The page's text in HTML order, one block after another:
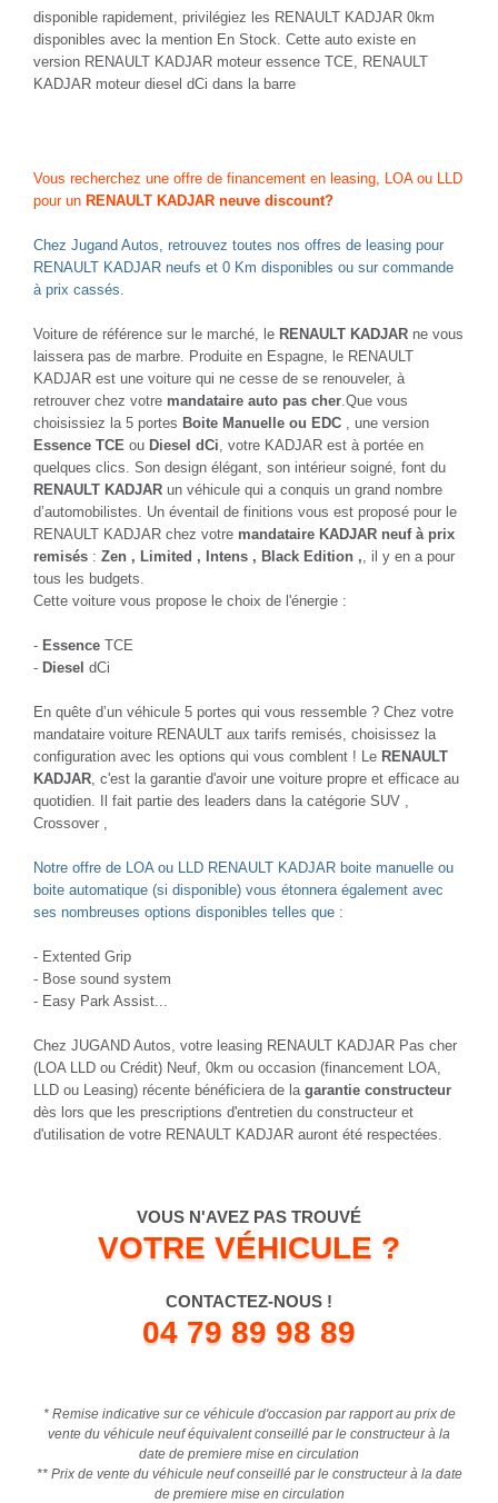
disponible rapidement, privilégiez les RENAULT KADJAR 0km
disponibles avec la mention En Stock. Cette auto existe en
version RENAULT KADJAR moteur essence TCE, RENAULT
KADJAR moteur diesel dCi dans la barre
Vous recherchez une offre de financement en leasing, LOA ou LLD
pour un RENAULT KADJAR neuve discount?
Chez Jugand Autos, retrouvez toutes nos offres de leasing pour
RENAULT KADJAR neufs et 0 Km disponibles ou sur commande
à prix cassés.
Voiture de référence sur le marché, le RENAULT KADJAR ne vous
laissera pas de marbre. Produite en Espagne, le RENAULT
KADJAR est une voiture qui ne cesse de se renouveler, à
retrouver chez votre mandataire auto pas cher .Que vous
choisissiez la 5 portes Boite Manuelle ou EDC , une version
Essence TCE ou Diesel dCi , votre KADJAR est à portée en
quelques clics. Son design élégant, son intérieur soigné, font du
RENAULT KADJAR un véhicule qui a conquis un grand nombre
d’automobilistes. Un éventail de finitions vous est proposé pour le
RENAULT KADJAR chez votre mandataire KADJAR neuf à prix
remisés : Zen , Limited , Intens , Black Edition , , il y en a pour
tous les budgets.
Cette voiture vous propose le choix de l'énergie :
- Essence TCE
- Diesel dCi
En quête d’un véhicule 5 portes qui vous ressemble ? Chez votre
mandataire voiture RENAULT aux tarifs remisés, choisissez la
configuration avec les options qui vous comblent ! Le RENAULT
KADJAR , c'est la garantie d'avoir une voiture propre et efficace au
quotidien. Il fait partie des leaders dans la catégorie SUV ,
Crossover ,
Notre offre de LOA ou LLD RENAULT KADJAR boite manuelle ou
boite automatique (si disponible) vous étonnera également avec
ses nombreuses options disponibles telles que :
- Extented Grip
- Bose sound system
- Easy Park Assist...
Chez JUGAND Autos, votre leasing RENAULT KADJAR Pas cher
(LOA LLD ou Crédit) Neuf, 0km ou occasion (financement LOA,
LLD ou Leasing) récente bénéficiera de la garantie constructeur
dès lors que les prescriptions d'entretien du constructeur et
d'utilisation de votre RENAULT KADJAR auront été respectées.
VOUS N'AVEZ PAS TROUVÉ
VOTRE VÉHICULE ?
CONTACTEZ-NOUS !
04 79 89 98 89
* Remise indicative sur ce véhicule d'occasion par rapport au prix de
vente du véhicule neuf équivalent conseillé par le constructeur à la
date de premiere mise en circulation
** Prix de vente du véhicule neuf conseillé par le constructeur à la date
de premiere mise en circulation